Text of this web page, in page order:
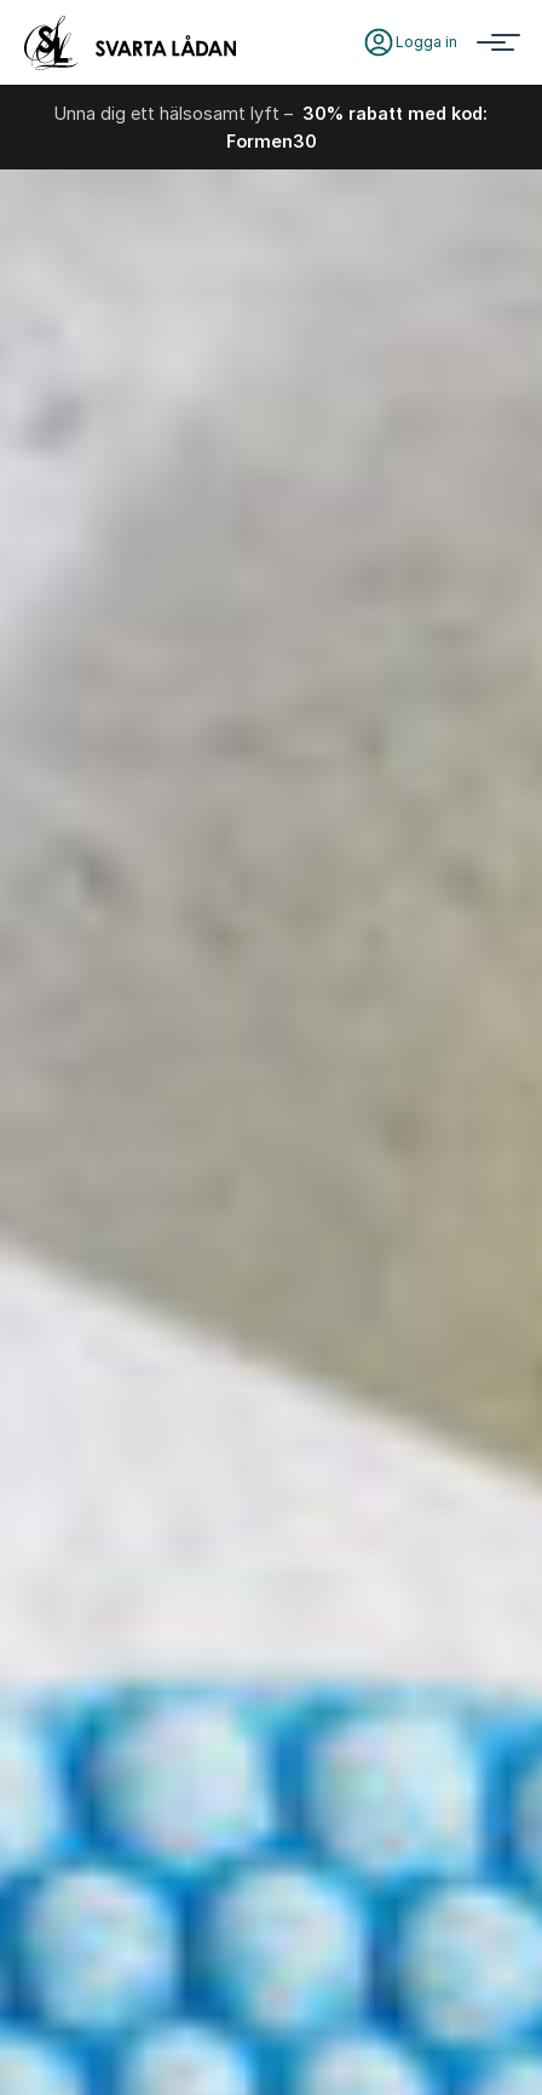
Logga in
Unna dig ett hälsosamt lyft – 30% rabatt med kod:
Formen30